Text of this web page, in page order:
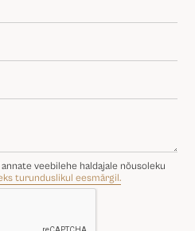
veebilehe haldajale nõusoleku
turunduslikul eesmärgil.